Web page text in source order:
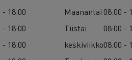
- 18:00
- 18:00
- 18:00
Maanantai 08:00 -
Tiistai
08:00 -
keskiviikko08:00 -